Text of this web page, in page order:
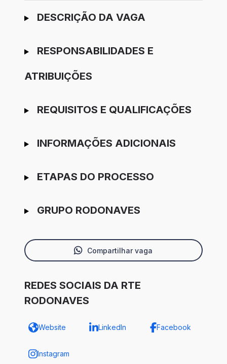
Ir para candidatura
DESCRIÇÃO DA VAGA
RESPONSABILIDADES E
ATRIBUIÇÕES
REQUISITOS E QUALIFICAÇÕES
INFORMAÇÕES ADICIONAIS
ETAPAS DO PROCESSO
GRUPO RODONAVES
Compartilhar vaga
REDES SOCIAIS DA RTE
RODONAVES
Website LinkedIn Facebook
Instagram